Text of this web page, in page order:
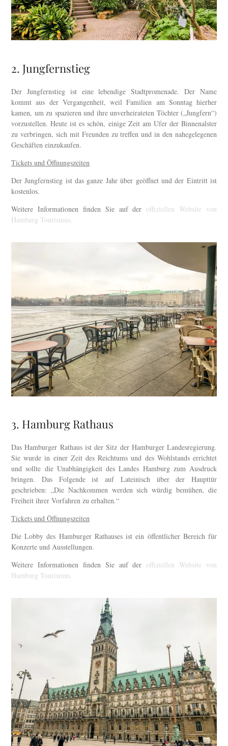
2. Jungfernstieg
Der Jungfernstieg ist eine lebendige Stadtpromenade. Der Name
kommt aus der Vergangenheit, weil Familien am Sonntag hierher
kamen, um zu spazieren und ihre unverheirateten Töchter („Jungfern“)
vorzustellen. Heute ist es schön, einige Zeit am Ufer der Binnenalster
zu verbringen, sich mit Freunden zu treffen und in den nahegelegenen
Geschäften einzukaufen.
Tickets und Öffnungszeiten
Der Jungfernstieg ist das ganze Jahr über geöffnet und der Eintritt ist
kostenlos.
Weitere Informationen finden Sie auf der offiziellen Website von
Hamburg Tourismus.
3. Hamburg Rathaus
Das Hamburger Rathaus ist der Sitz der Hamburger Landesregierung.
Sie wurde in einer Zeit des Reichtums und des Wohlstands errichtet
und sollte die Unabhängigkeit des Landes Hamburg zum Ausdruck
bringen. Das Folgende ist auf Lateinisch über der Haupttür
geschrieben: „Die Nachkommen werden sich würdig bemühen, die
Freiheit ihrer Vorfahren zu erhalten.“
Tickets und Öffnungszeiten
Die Lobby des Hamburger Rathauses ist ein öffentlicher Bereich für
Konzerte und Ausstellungen.
Weitere Informationen finden Sie auf der offiziellen Website von
Hamburg Tourismus.